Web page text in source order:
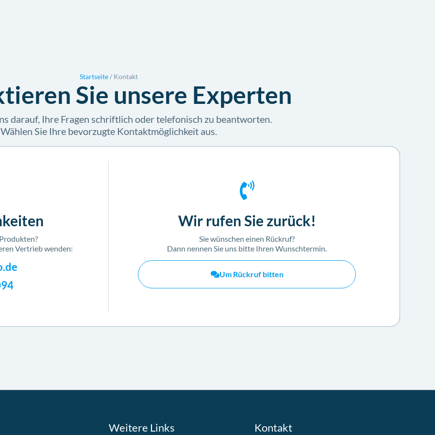
Startseite/ Kontakt
Sie unsere Experten
darauf, Ihre Fragen schriftlich oder telefonisch zu beantworten.
Wählen Sie Ihre bevorzugte Kontaktmöglichkeit aus.
Vertrieb wenden:
Wir rufen Sie zurück!
Sie wünschen einen Rückruf?
Dann nennen Sie uns bitte Ihren Wunschtermin.
Um Rückruf bitten
Weitere Links Kontakt